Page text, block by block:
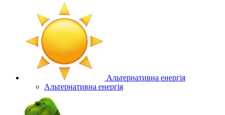
Альтернативна енергія
Альтернативна енергія